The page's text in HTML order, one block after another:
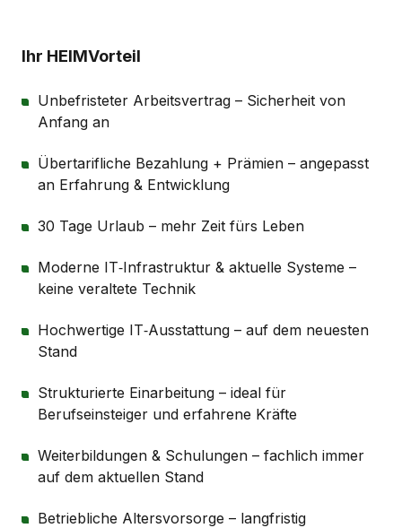
Ihr HEIMVorteil
Unbefristeter Arbeitsvertrag – Sicherheit von
Anfang an
Übertarifliche Bezahlung + Prämien – angepasst
an Erfahrung & Entwicklung
30 Tage Urlaub – mehr Zeit fürs Leben
Moderne IT‑Infrastruktur & aktuelle Systeme –
keine veraltete Technik
Hochwertige IT‑Ausstattung – auf dem neuesten
Stand
Strukturierte Einarbeitung – ideal für
Berufseinsteiger und erfahrene Kräfte
Weiterbildungen & Schulungen – fachlich immer
auf dem aktuellen Stand
Betriebliche Altersvorsorge – langfristig